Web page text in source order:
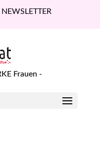
NEWSLETTER
Frauen -